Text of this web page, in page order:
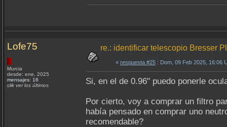
Lofe75
Murcia
desde: ene, 2025
mensajes: 16
clik ver los últimos
re.: identificar telescopio Bresser
« respuesta #25 : Dom, 09 Feb 2025, 16:06
Si, en el de 0.96" puedo ponerle
Por cierto, voy a comprar un filtro
había pensado en comprar uno
recomendable?